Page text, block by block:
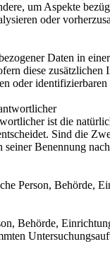
um Aspekte
oder
Daten in
diese
oder
ist die
Sind die
Benennung
Person, Behörde,
Behörde,